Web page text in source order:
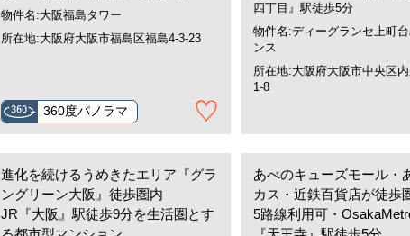
物件名:大阪福島タワー
所在地:大阪府大阪市福島区福島4-3-23
360度パノラマ
四丁目』駅徒歩5分
物件名:ディーグランセ上町
ンス
所在地:大阪府大阪市中央区
1-8
進化を続けるうめきたエリア『グラ
ングリーン大阪』徒歩圏内
JR『大阪』駅徒歩9分を生活圏とす
あべのキューズモール・
カス・近鉄百貨店が徒歩
5路線利用可・